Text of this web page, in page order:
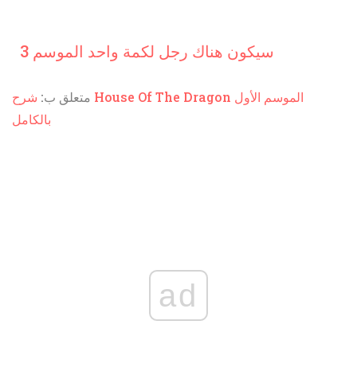
سيكون هناك رجل لكمة واحد الموسم 3
متعلق ب: شرح House Of The Dragon الموسم الأول
بالكامل
ad